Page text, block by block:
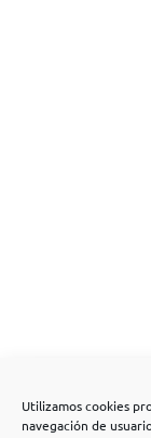
Utilizamos cookies
navegación de